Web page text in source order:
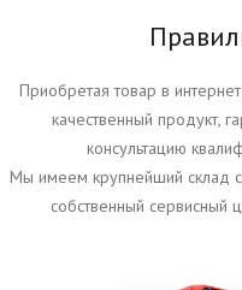
Приобретая товар в
качественный продукт,
консультацию
Мы имеем крупнейший склад
собственный сервисный